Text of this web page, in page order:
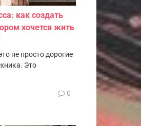
как создать
хочется жить
не просто дорогие
Это
0